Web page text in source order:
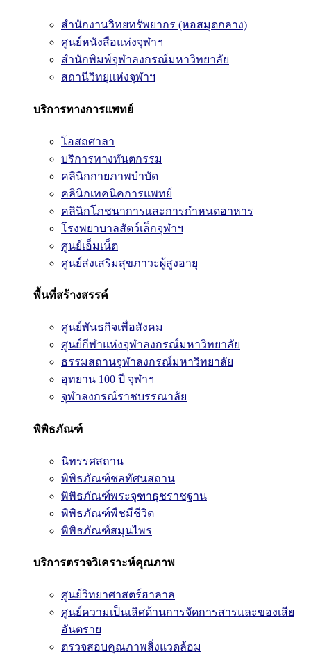
สำนักงานวิทยทรัพยากร (หอสมุดกลาง)
ศูนย์หนังสือแห่งจุฬาฯ
สำนักพิมพ์จุฬาลงกรณ์มหาวิทยาลัย
สถานีวิทยุแห่งจุฬาฯ
บริการทางการแพทย์
โอสถศาลา
บริการทางทันตกรรม
คลินิกกายภาพบำบัด
คลินิกเทคนิคการแพทย์
คลินิกโภชนาการและการกำหนดอาหาร
โรงพยาบาลสัตว์เล็กจุฬาฯ
ศูนย์เอ็มเน็ต
ศูนย์ส่งเสริมสุขภาวะผู้สูงอายุ
พื้นที่สร้างสรรค์
ศูนย์พันธกิจเพื่อสังคม
ศูนย์กีฬาแห่งจุฬาลงกรณ์มหาวิทยาลัย
ธรรมสถานจุฬาลงกรณ์มหาวิทยาลัย
อุทยาน 100 ปี จุฬาฯ
จุฬาลงกรณ์ราชบรรณาลัย
พิพิธภัณฑ์
นิทรรศสถาน
พิพิธภัณฑ์ชลทัศนสถาน
พิพิธภัณฑ์พระจุฑาธุชราชฐาน
พิพิธภัณฑ์พืชมีชีวิต
พิพิธภัณฑ์สมุนไพร
บริการตรวจวิเคราะห์คุณภาพ
ศูนย์วิทยาศาสตร์ฮาลาล
ศูนย์ความเป็นเลิศด้านการจัดการสารและของเสีย
อันตราย
ตรวจสอบคุณภาพสิ่งแวดล้อม